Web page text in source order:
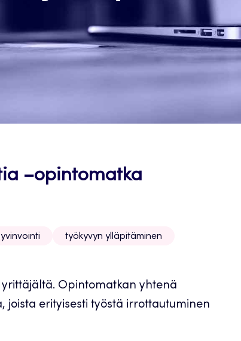
–opintomatka
työkyvyn ylläpitäminen
Opintomatkan yhtenä
joista erityisesti työstä irrottautuminen